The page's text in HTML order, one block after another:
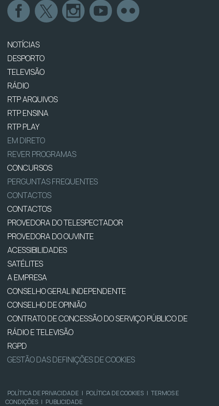
NOTÍCIAS
DESPORTO
TELEVISÃO
RÁDIO
RTP ARQUIVOS
RTP ENSINA
RTP PLAY
EM DIRETO
REVER PROGRAMAS
CONCURSOS
PERGUNTAS FREQUENTES
CONTACTOS
CONTACTOS
PROVEDORA DO TELESPECTADOR
PROVEDORA DO OUVINTE
ACESSIBILIDADES
SATÉLITES
A EMPRESA
CONSELHO GERAL INDEPENDENTE
CONSELHO DE OPINIÃO
CONTRATO DE CONCESSÃO DO SERVIÇO PÚBLICO DE
RÁDIO E TELEVISÃO
RGPD
GESTÃO DAS DEFINIÇÕES DE COOKIES
POLÍTICA DE PRIVACIDADE | POLÍTICA DE COOKIES | TERMOS E
CONDIÇÕES | PUBLICIDADE